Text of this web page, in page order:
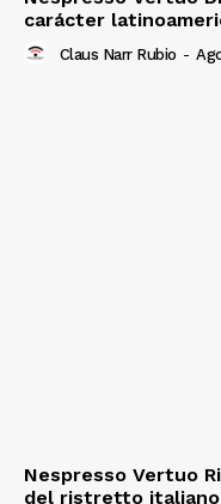
carácter
Claus Narr Rubio -
Nespresso Vertuo
del ristretto italiano